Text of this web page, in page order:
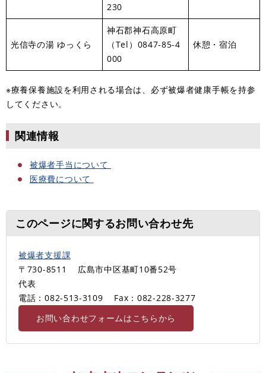
230
光信寺の湯 ゆっくら
神石郡神石高原町
（Tel）0847-85-4
000
休憩・宿泊
※療養保養施設を利用される場合は、必ず被爆者健康手帳を持参
してください。
関連情報
被爆者手当について
医療費について
このページに関するお問い合わせ先
被爆者支援課
〒730-8511
広島市中区基町10番52号
代表
電話：082-513-3109
Fax：082-228-3277
お問い合わせフォームはこちらから